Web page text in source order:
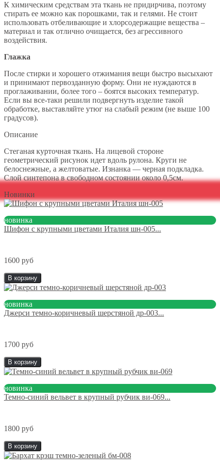
К химическим средствам эта ткань не придирчива, поэтому
стирать ее можно как порошками, так и гелями. Не стоит
использовать отбеливающие и хлорсодержащие вещества –
материал и так отлично очищается, без агрессивного
воздействия.
Глажка
После стирки и хорошего отжимания вещи быстро высыхают
и принимают первозданную форму. Они не нуждаются в
проглаживании, более того – боятся высоких температур.
Если вы все-таки решили подвергнуть изделие такой
обработке, выставляйте утюг на слабый режим (не выше 100
градусов).
Описание
Стеганая курточная ткань. На лицевой стороне
геометрический рисунок идет вдоль рулона. Круги не
белоснежные, а желтоватые. Изнанка — черная подкладка.
Слой синтепона в свободном состоянии около 0,5см.
Новинки
новинка
Шифон с крупными цветами Италия шн-005...
1600 руб
В корзину
новинка
Джерси темно-коричневый шерстяной др-003...
1700 руб
В корзину
новинка
Темно-синий вельвет в крупный рубчик ви-069...
1800 руб
В корзину